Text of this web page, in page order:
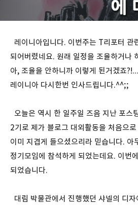
레이니아입니다. 이번주는 T리포터 관
되어버렸네요. 원래 일정을 조율하거나
아, 조율을 안하니까 이렇게 된거겠죠
레이니아 다시한번 인사드립니다.^^;;
오늘은 역시 한 일주일 즈음 지난 포스
2기로 제가 블로그 대외활동을 처음으
이미 지겹게 들으셨으리라 믿습니다. 아
정기모임에 참석하게 되었는데요. 이번
되었습니다.
대림 박물관에서 진행했던 샤넬의 디